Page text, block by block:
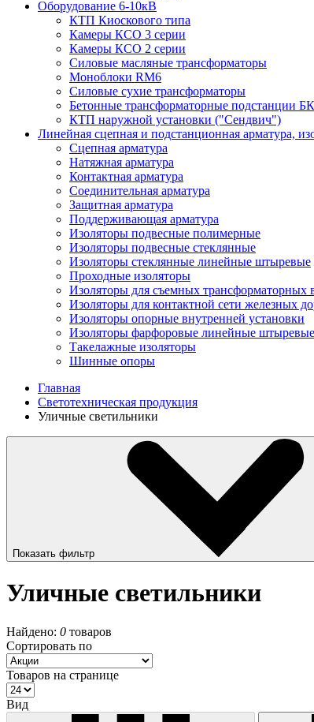
Оборудование 6-10кВ
КТП Киоскового типа
Камеры КСО 3 серии
Камеры КСО 2 серии
Силовые масляные трансформаторы
Моноблоки RM6
Силовые сухие трансформаторы
Бетонные трансформаторные подстанции
КТП наружной установки ("Сендвич")
Линейная сцепная и подстанционная арматура,
Сцепная арматура
Натяжная арматура
Контактная арматура
Соединительная арматура
Защитная арматура
Поддерживающая арматура
Изоляторы подвесные полимерные
Изоляторы подвесные стеклянные
Изоляторы стеклянные линейные штыревые
Проходные изоляторы
Изоляторы для съемных трансформаторных
Изоляторы для контактной сети железных
Изоляторы опорные внутренней установки
Изоляторы фарфоровые линейные штыревые
Такелажные изоляторы
Шинные опоры
Главная
Светотехническая продукция
Уличные светильники
Показать фильтр
Уличные светильники
Найдено: 0 товаров
Сортировать по
Товаров на странице
Вид